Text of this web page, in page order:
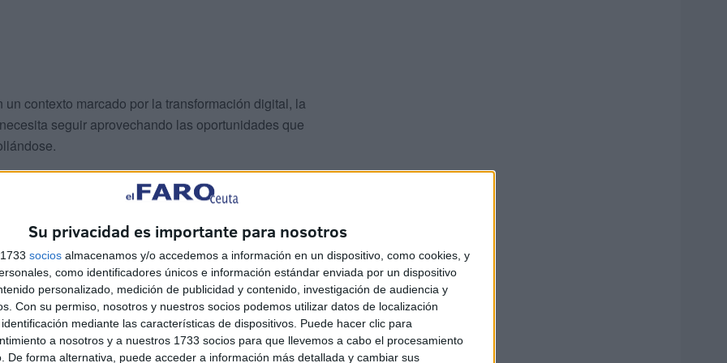
Su privacidad es importante para nosotros
socios almacenamos y/o accedemos a información en un dispositivo, como cookies, y
como identificadores únicos e información estándar enviada por un dispositivo
personalizado, medición de publicidad y contenido, investigación de audiencia y
Con su permiso, nosotros y nuestros socios podemos utilizar datos de localización
mediante las características de dispositivos. Puede hacer clic para
a nosotros y a nuestros 1733 socios para que llevemos a cabo el procesamiento
De forma alternativa, puede acceder a información más detallada y cambiar sus
contexto marcado por la transformación digital, la
seguir aprovechando las oportunidades que
cifras o proyectos. Hay empleo, formación,
Europa ha contribuido de forma decisiva a construir
celebrar una pertenencia institucional, sino para tomar